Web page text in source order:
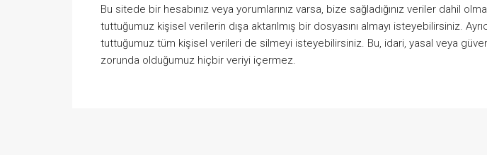
Bu sitede bir hesabınız veya yorumlarınız varsa, bize sağladığınız veriler dahil
tuttuğumuz kişisel verilerin dışa aktarılmış bir dosyasını almayı isteyebilirsiniz.
tuttuğumuz tüm kişisel verileri de silmeyi isteyebilirsiniz. Bu, idari, yasal veya
zorunda olduğumuz hiçbir veriyi içermez.